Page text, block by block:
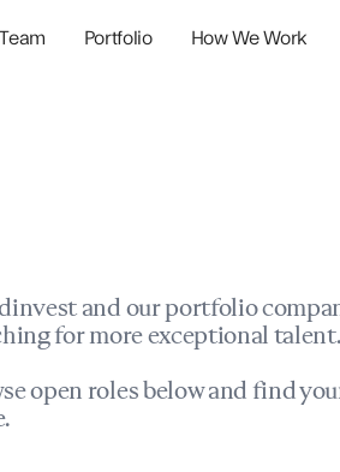
Team Portfolio How We Work
and our portfolio
for more exceptional talent.
open roles below and find